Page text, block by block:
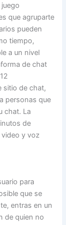
que agruparte
pueden
tiempo,
a un nivel
de chat
sitio de chat,
personas que
chat. La
de
y voz
para
que se
entras en un
de quien no